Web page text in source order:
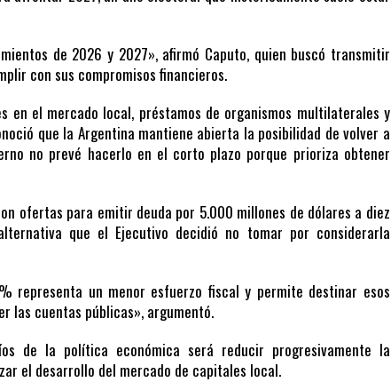
de 2026 y 2027», afirmó Caputo, quien buscó transmitir
con sus compromisos financieros.
en el mercado local, préstamos de organismos multilaterales y
que la Argentina mantiene abierta la posibilidad de volver a
no prevé hacerlo en el corto plazo porque prioriza obtener
ofertas para emitir deuda por 5.000 millones de dólares a diez
que el Ejecutivo decidió no tomar por considerarla
representa un menor esfuerzo fiscal y permite destinar esos
las cuentas públicas», argumentó.
de la política económica será reducir progresivamente la
el desarrollo del mercado de capitales local.